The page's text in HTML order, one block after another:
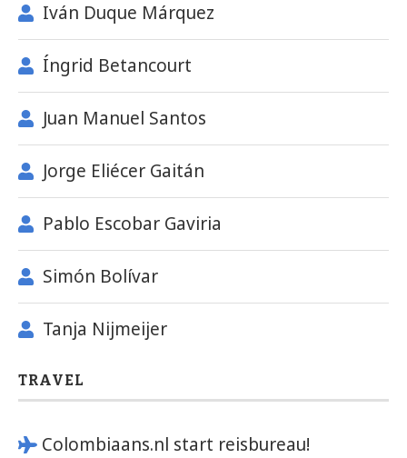
Iván Duque Márquez
Íngrid Betancourt
Juan Manuel Santos
Jorge Eliécer Gaitán
Pablo Escobar Gaviria
Simón Bolívar
Tanja Nijmeijer
TRAVEL
Colombiaans.nl start reisbureau!